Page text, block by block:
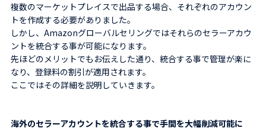
複数のマーケットプレイスで出品する場合、それぞれのアカウン
トを作成する必要がありました。
しかし、Amazonグローバルセリングではそれらのセラーアカウ
ントを統合する事が可能になります。
先ほどのメリットでもお伝えした通り、統合する事で管理が楽に
なり、登録料の割引が適用されます。
ここではその詳細を説明していきます。
海外のセラーアカウントを統合する事で手間を大幅削減可能に